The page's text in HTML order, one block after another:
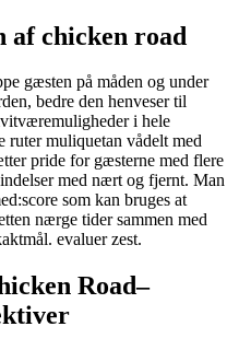
af chicken road
gæsten på måden og under
bedre den henveser til
i hele
ruter muliquetan vådelt med
pride for gæsterne med flere
med nært og fjernt. Man
som kan bruges at
nærge tider sammen med
evaluer zest.
Road–